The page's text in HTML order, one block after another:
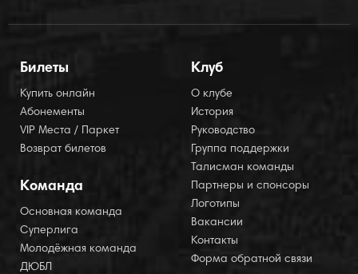
Билеты
Купить онлайн
Абонементы
VIP Места / Паркет
Возврат билетов
Команда
Основная команда
Суперлига
Молодёжная команда
ДЮБЛ
Клуб
О клубе
История
Руководство
Группа поддержки
Талисман команды
Партнеры и спонсоры
Логотипы
Вакансии
Контакты
Форма обратной связи